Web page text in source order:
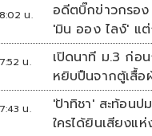
น.
อดีตบิ๊กข่าวกรอ
'มิน ออง ไลง์' แ
น.
เปิดนาที ม.3 ก่อน
หยิบปืนจากตู้เสื้
น.
'ป้าทิชา' สะท้อนป
ใครได้ยินเสียงแ